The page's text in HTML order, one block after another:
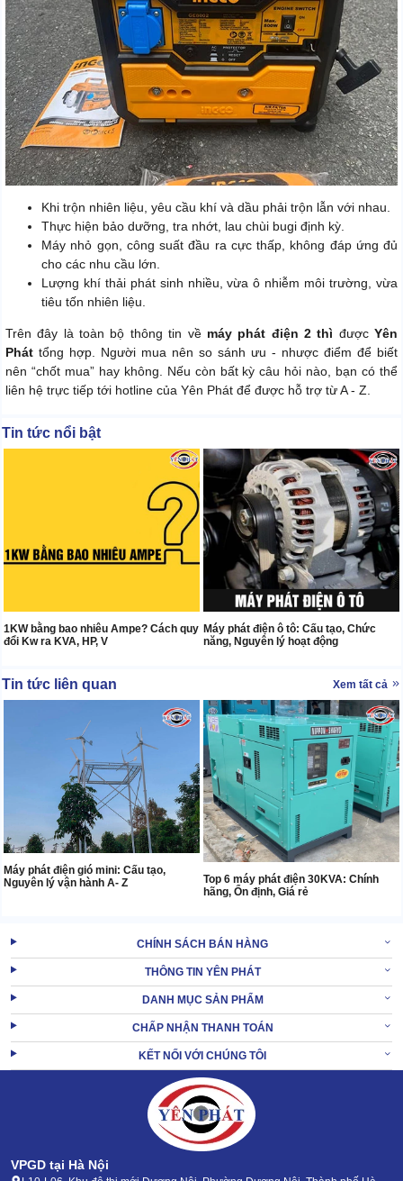
Khi trộn nhiên liệu, yêu cầu khí và dầu phải trộn lẫn với nhau.
Thực hiện bảo dưỡng, tra nhớt, lau chùi bugi định kỳ.
Máy nhỏ gọn, công suất đầu ra cực thấp, không đáp ứng đủ
cho các nhu cầu lớn.
Lượng khí thải phát sinh nhiều, vừa ô nhiễm môi trường, vừa
tiêu tốn nhiên liệu.
Trên đây là toàn bộ thông tin vềmáy phát điện 2 thì đượcYên
Phát tổng hợp. Người mua nên so sánh ưu - nhược điểm để biết
nên “chốt mua” hay không. Nếu còn bất kỳ câu hỏi nào, bạn có thể
liên hệ trực tiếp tới hotline của Yên Phát để được hỗ trợ từ A - Z.
Tin tức nổi bật
1KW bằng bao nhiêu Ampe? Cách quy
đổi Kw ra KVA, HP, V
Máy phát điện ô tô: Cấu tạo, Chức
năng, Nguyên lý hoạt động
Tin tức liên quan Xem tất cả
Máy phát điện gió mini: Cấu tạo,
Nguyên lý vận hành A- Z
Top 6 máy phát điện 30KVA: Chính
hãng, Ổn định, Giá rẻ
CHÍNH SÁCH BÁN HÀNG
THÔNG TIN YÊN PHÁT
DANH MỤC SẢN PHẨM
CHẤP NHẬN THANH TOÁN
KẾT NỐI VỚI CHÚNG TÔI
VPGD tại Hà Nội